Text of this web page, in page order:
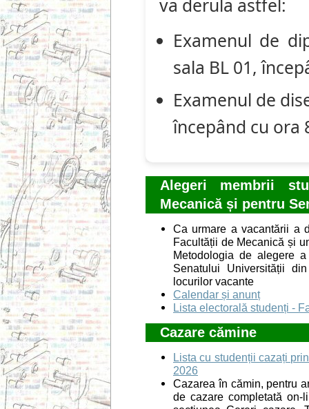
va derula astfel:
Examenul de
sala BL 01,
Examenul de
începând cu ora
Alegeri membrii
Mecanică și pentru
Ca urmare a vacantării a
Facultății de Mecanică și
Metodologia de alegere
Senatului Universității
locurilor vacante
Calendar și anunț
Lista electorală studenți -
Cazare cămine
Lista cu studenții cazați
2026
Cazarea în cămin, pentru
de cazare completată on-